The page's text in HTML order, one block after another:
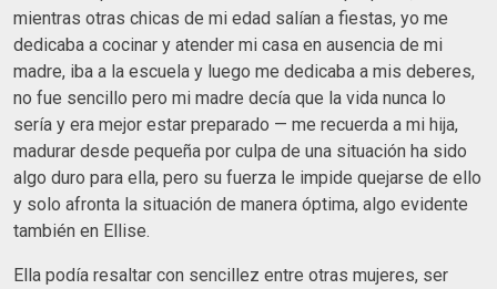
mientras otras chicas de mi edad salían a fiestas, yo me
dedicaba a cocinar y atender mi casa en ausencia de mi
madre, iba a la escuela y luego me dedicaba a mis deberes,
no fue sencillo pero mi madre decía que la vida nunca lo
sería y era mejor estar preparado — me recuerda a mi hija,
madurar desde pequeña por culpa de una situación ha sido
algo duro para ella, pero su fuerza le impide quejarse de ello
y solo afronta la situación de manera óptima, algo evidente
también en Ellise.
Ella podía resaltar con sencillez entre otras mujeres, ser